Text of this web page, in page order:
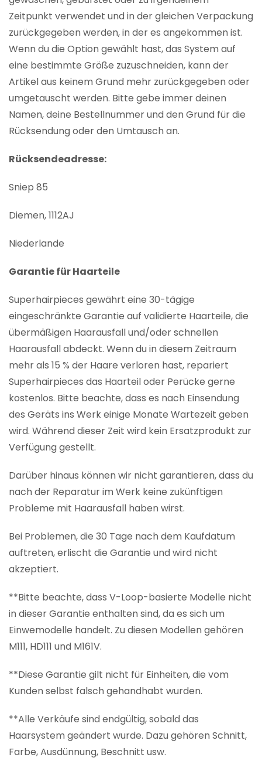
Zeitpunkt verwendet und in der gleichen Verpackung
zurückgegeben werden, in der es angekommen ist.
Wenn du die Option gewählt hast, das System auf
eine bestimmte Größe zuzuschneiden, kann der
Artikel aus keinem Grund mehr zurückgegeben oder
umgetauscht werden. Bitte gebe immer deinen
Namen, deine Bestellnummer und den Grund für die
Rücksendung oder den Umtausch an.
Rücksendeadresse:
Sniep 85
Diemen, 1112AJ
Niederlande
Garantie für Haarteile
Superhairpieces gewährt eine 30-tägige
eingeschränkte Garantie auf validierte Haarteile, die
übermäßigen Haarausfall und/oder schnellen
Haarausfall abdeckt. Wenn du in diesem Zeitraum
mehr als 15 % der Haare verloren hast, repariert
Superhairpieces das Haarteil oder Perücke gerne
kostenlos. Bitte beachte, dass es nach Einsendung
des Geräts ins Werk einige Monate Wartezeit geben
wird. Während dieser Zeit wird kein Ersatzprodukt zur
Verfügung gestellt.
Darüber hinaus können wir nicht garantieren, dass du
nach der Reparatur im Werk keine zukünftigen
Probleme mit Haarausfall haben wirst.
Bei Problemen, die 30 Tage nach dem Kaufdatum
auftreten, erlischt die Garantie und wird nicht
akzeptiert.
**Bitte beachte, dass V-Loop-basierte Modelle nicht
in dieser Garantie enthalten sind, da es sich um
Einwemodelle handelt. Zu diesen Modellen gehören
M111, HD111 und M161V.
**Diese Garantie gilt nicht für Einheiten, die vom
Kunden selbst falsch gehandhabt wurden.
**Alle Verkäufe sind endgültig, sobald das
Haarsystem geändert wurde. Dazu gehören Schnitt,
Farbe, Ausdünnung, Beschnitt usw.